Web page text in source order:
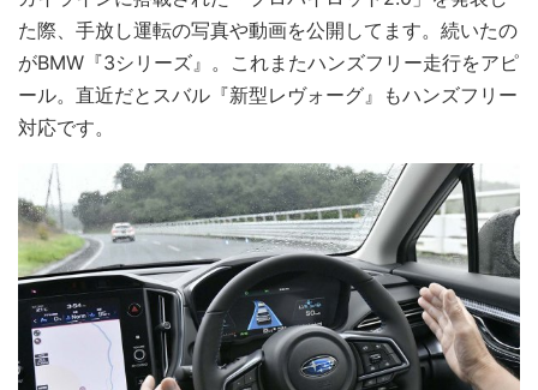
た際、手放し運転の写真や動画を公開してます。続いたの
がBMW『3シリーズ』。これまたハンズフリー走行をアピ
ール。直近だとスバル『新型レヴォーグ』もハンズフリー
対応です。